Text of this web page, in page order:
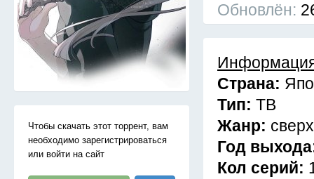
Чтобы скачать этот торрент, вам
необходимо зарегистрироваться
или войти на сайт
Обновлён:
Страна:
Тип: ТВ
Жанр:
Год
Кол серий: